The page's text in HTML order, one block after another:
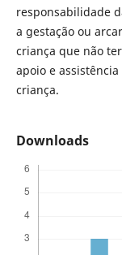
responsabilidade
a gestação ou
criança que não
apoio e
criança.
Downloads